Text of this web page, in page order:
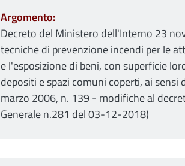
Argomento
Decreto del Ministero dell'Interno 23
tecniche di prevenzione incendi per le
e l'esposizione di beni, con superficie
depositi e spazi comuni coperti, ai
marzo 2006, n. 139 - modifiche al
Generale n.281 del 03-12-2018)